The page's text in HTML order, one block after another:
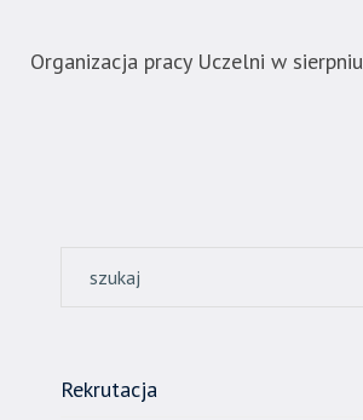
Organizacja pracy Uczelni w sierpniu
Rekrutacja